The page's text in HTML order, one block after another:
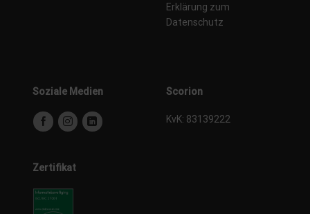
Erklärung zum
Datenschutz
Soziale Medien Scorion
KvK: 83139222
Zertifikat